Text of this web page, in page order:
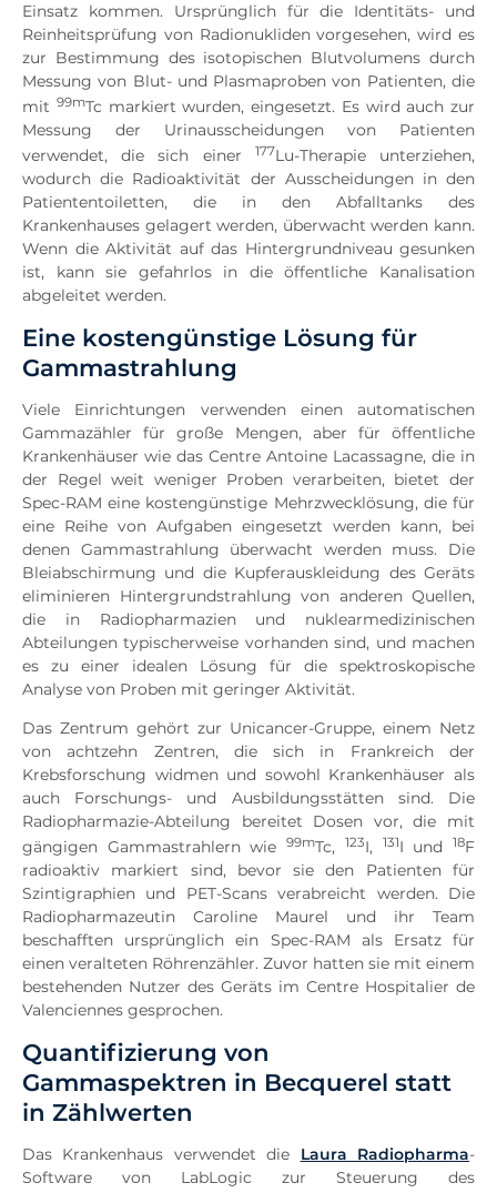
Einsatz kommen. Ursprünglich für die Identitäts- und
Reinheitsprüfung von Radionukliden vorgesehen, wird es
zur Bestimmung des isotopischen Blutvolumens durch
Messung von Blut- und Plasmaproben von Patienten, die
mit 99mTc markiert wurden, eingesetzt. Es wird auch zur
Messung der Urinausscheidungen von Patienten
verwendet, die sich einer
177Lu-Therapie unterziehen,
wodurch die Radioaktivität der Ausscheidungen in den
Patiententoiletten, die in den Abfalltanks des
Krankenhauses gelagert werden, überwacht werden kann.
Wenn die Aktivität auf das Hintergrundniveau gesunken
ist, kann sie gefahrlos in die öffentliche Kanalisation
abgeleitet werden.
Eine kostengünstige Lösung für
Gammastrahlung
Viele Einrichtungen verwenden einen automatischen
Gammazähler für große Mengen, aber für öffentliche
Krankenhäuser wie das Centre Antoine Lacassagne, die in
der Regel weit weniger Proben verarbeiten, bietet der
Spec-RAM eine kostengünstige Mehrzwecklösung, die für
eine Reihe von Aufgaben eingesetzt werden kann, bei
denen Gammastrahlung überwacht werden muss. Die
Bleiabschirmung und die Kupferauskleidung des Geräts
eliminieren Hintergrundstrahlung von anderen Quellen,
die in Radiopharmazien und nuklearmedizinischen
Abteilungen typischerweise vorhanden sind, und machen
es zu einer idealen Lösung für die spektroskopische
Analyse von Proben mit geringer Aktivität.
Das Zentrum gehört zur Unicancer-Gruppe, einem Netz
von achtzehn Zentren, die sich in Frankreich der
Krebsforschung widmen und sowohl Krankenhäuser als
auch Forschungs- und Ausbildungsstätten sind. Die
Radiopharmazie-Abteilung bereitet Dosen vor, die mit
gängigen Gammastrahlern wie99mTc, 123I, 131I und 18F
radioaktiv markiert sind, bevor sie den Patienten für
Szintigraphien und PET-Scans verabreicht werden. Die
Radiopharmazeutin Caroline Maurel und ihr Team
beschafften ursprünglich ein Spec-RAM als Ersatz für
einen veralteten Röhrenzähler. Zuvor hatten sie mit einem
bestehenden Nutzer des Geräts im Centre Hospitalier de
Valenciennes gesprochen.
Quantifizierung von
Gammaspektren in Becquerel statt
in Zählwerten
Das Krankenhaus verwendet die Laura Radiopharma-
Software von LabLogic zur Steuerung des